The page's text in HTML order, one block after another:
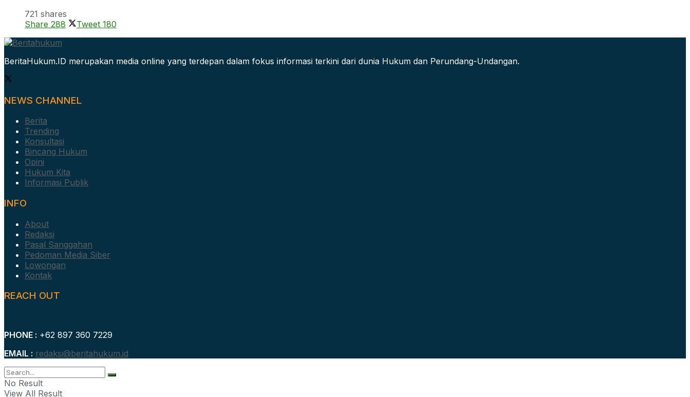
721 shares
Share 288 Tweet 180
BeritaHukum.ID merupakan media online yang terdepan dalam fokus informasi terkini dari dunia Hukum dan Perundang-Undangan.
NEWS CHANNEL
Berita
Trending
Konsultasi
Bincang Hukum
Opini
Hukum Kita
Informasi Publik
INFO
About
Redaksi
Pasal Sanggahan
Pedoman Media Siber
Lowongan
Kontak
REACH OUT
PHONE : +62 897 360 7229
EMAIL : redaksi@beritahukum.id
No Result
View All Result